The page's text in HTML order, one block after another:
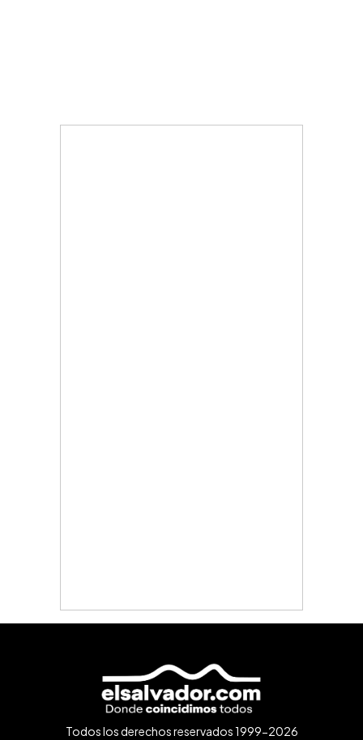
Todos los derechos reservados 1999-2026